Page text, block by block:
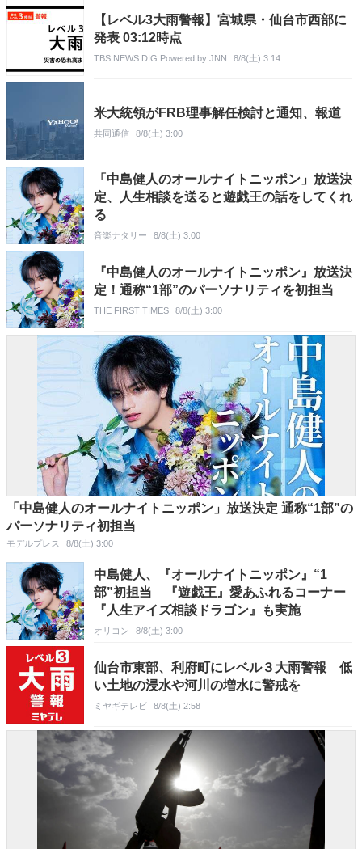
【レベル3大雨警報】宮城県・仙台市西部に
発表 03:12時点
TBS NEWS DIG Powered by JNN 8/8(土) 3:14
米大統領がFRB理事解任検討と通知、報道
共同通信 8/8(土) 3:00
「中島健人のオールナイトニッポン」放送決
定、人生相談を送ると遊戯王の話をしてくれ
る
音楽ナタリー 8/8(土) 3:00
『中島健人のオールナイトニッポン』放送決
定！通称“1部”のパーソナリティを初担当
THE FIRST TIMES 8/8(土) 3:00
「中島健人のオールナイトニッポン」放送決定 通称“1部”の
パーソナリティ初担当
モデルプレス 8/8(土) 3:00
中島健人、『オールナイトニッポン』“1
部”初担当 『遊戯王』愛あふれるコーナー
『人生アイズ相談ドラゴン』も実施
オリコン 8/8(土) 3:00
仙台市東部、利府町にレベル３大雨警報 低
い土地の浸水や河川の増水に警戒を
ミヤギテレビ 8/8(土) 2:58